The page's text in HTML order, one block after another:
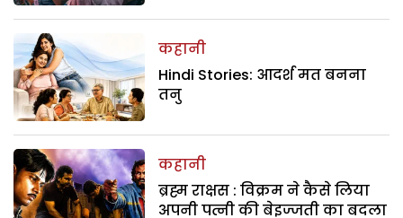
कहानी
Hindi Stories: आदर्श मत बनना
तनु
कहानी
ब्रह्म राक्षस : विक्रम ने कैसे लिया
अपनी पत्नी की बेइज्जती का बदला